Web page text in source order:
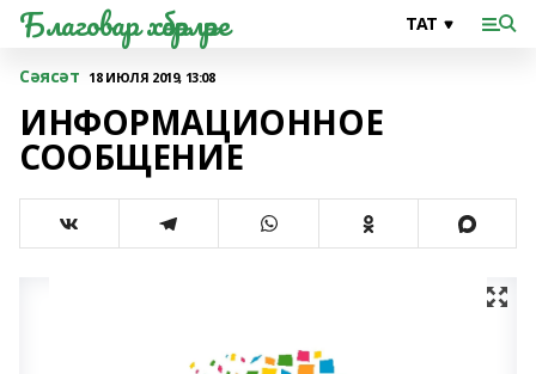
Благовар хәбәрләре
Сәясәт 18 ИЮЛЯ 2019, 13:08
ИНФОРМАЦИОННОЕ
СООБЩЕНИЕ